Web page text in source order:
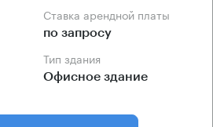
Ставка арендной платы
по запросу
Тип здания
Офисное здание